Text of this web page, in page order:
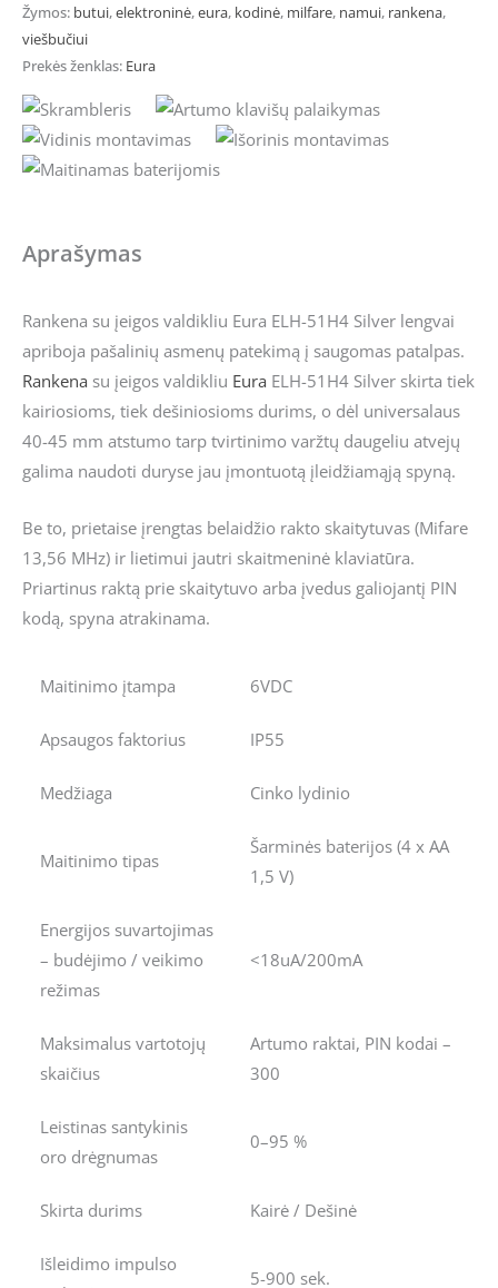
Žymos: butui,elektroninė,eura, kodinė, milfare, namui, rankena,
viešbučiui
Prekės ženklas: Eura
Aprašymas
Rankena su įeigos valdikliu Eura ELH-51H4 Silver lengvai
apriboja pašalinių asmenų patekimą į saugomas patalpas.
Rankena su įeigos valdikliu Eura ELH-51H4 Silver skirta tiek
kairiosioms, tiek dešiniosioms durims, o dėl universalaus
40-45 mm atstumo tarp tvirtinimo varžtų daugeliu atvejų
galima naudoti duryse jau įmontuotą įleidžiamąją spyną.
Be to, prietaise įrengtas belaidžio rakto skaitytuvas (Mifare
13,56 MHz) ir lietimui jautri skaitmeninė klaviatūra.
Priartinus raktą prie skaitytuvo arba įvedus galiojantį PIN
kodą, spyna atrakinama.
Maitinimo įtampa 6VDC
Apsaugos faktorius IP55
Medžiaga Cinko lydinio
Maitinimo tipas
Šarminės baterijos (4 x AA
1,5 V)
Energijos suvartojimas
– budėjimo / veikimo
režimas
<18uA/200mA
Maksimalus vartotojų
skaičius
Artumo raktai, PIN kodai –
300
Leistinas santykinis
oro drėgnumas
0–95 %
Skirta durims Kairė / Dešinė
Išleidimo impulso
5-900 sek.